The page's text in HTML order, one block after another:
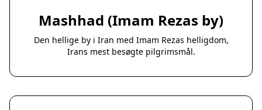
Mashhad (Imam Rezas by)
Den hellige by i Iran med Imam Rezas helligdom,
Irans mest besøgte pilgrimsmål.